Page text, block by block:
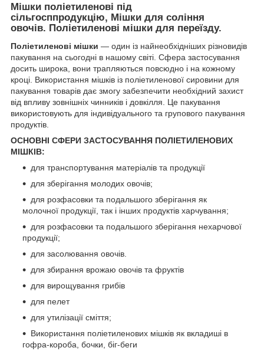
Мішки поліетиленові під
сільгосппродукцію, Мішки для соління
овочів. Поліетиленові мішки для переїзду.
Поліетиленові мішки — один із найнеобхідніших різновидів
пакування на сьогодні в нашому світі. Сфера застосування
досить широка, вони трапляються повсюдно і на кожному
кроці. Використання мішків із поліетиленової сировини для
пакування товарів дає змогу забезпечити необхідний захист
від впливу зовнішніх чинників і довкілля. Це пакування
використовують для індивідуального та групового пакування
продуктів.
ОСНОВНІ СФЕРИ ЗАСТОСУВАННЯ ПОЛІЕТИЛЕНОВИХ
МІШКІВ:
для транспортування матеріалів та продукції
для зберігання молодих овочів;
для розфасовки та подальшого зберігання як
молочної продукції, так і інших продуктів харчування;
для розфасовки та подальшого зберігання нехарчової
продукції;
для засолювання овочів.
для збирання врожаю овочів та фруктів
для вирощування грибів
для пелет
для утилізації сміття;
Використання поліетиленових мішків як вкладиші в
гофра-короба, бочки, біг-беги